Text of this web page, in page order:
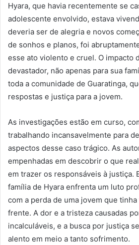
Hyara, que havia recentemente se
adolescente envolvido, estava
deveria ser de alegria e novos
de sonhos e planos, foi
esse ato violento e cruel. O impacto
devastador, não apenas para sua
toda a comunidade de Guaratinga,
respostas e justiça para a jovem.
As investigações estão em curso,
trabalhando incansavelmente para
aspectos desse caso trágico. As
empenhadas em descobrir o que
em trazer os responsáveis à justiça.
família de Hyara enfrenta um luto
com a perda de uma jovem que
frente. A dor e a tristeza causadas
incalculáveis, e a busca por justiça
alento em meio a tanto sofrimento.